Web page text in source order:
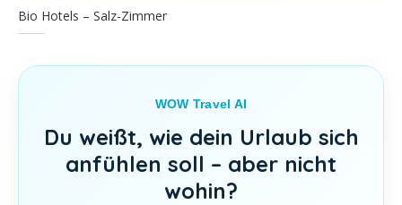
Bio Hotels – Salz-Zimmer
WOW Travel AI
Du weißt, wie dein Urlaub sich
anfühlen soll – aber nicht
wohin?